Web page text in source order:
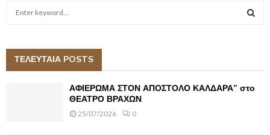
h
A
ΤΕΛΕΥΤΑΙΑ POSTS
ΑΦΙΕΡΩΜΑ ΣΤΟΝ ΑΠΟΣΤΟΛΟ ΚΑΛΔΑΡΑ” στο
ΘΕΑΤΡΟ ΒΡΑΧΩΝ
25/07/2026 0